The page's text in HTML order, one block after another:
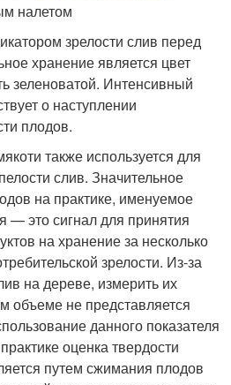
налетом
зрелости слив перед
хранение является цвет
зеленоватой. Интенсивный
о наступлении
плодов.
также используется для
слив. Значительное
на практике, именуемое
— это сигнал для принятия
на хранение за несколько
зрелости. Из-за
на дереве, измерить их
объеме не представляется
данного показателя
оценка твердости
путем сжимания плодов